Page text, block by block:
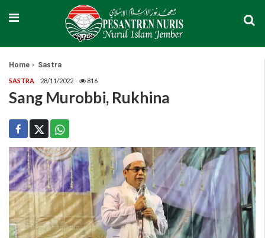
Home Sastra
SASTRA 28/11/2022 816
Sang Murobbi, Rukhina